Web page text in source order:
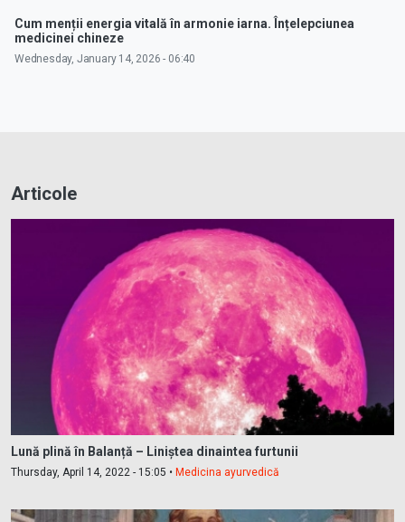
Cum menții energia vitală în armonie iarna. Înțelepciunea
medicinei chineze
Wednesday, January 14, 2026 - 06:40
Articole
Lună plină în Balanță – Liniștea dinaintea furtunii
Thursday, April 14, 2022 - 15:05 • Medicina ayurvedică